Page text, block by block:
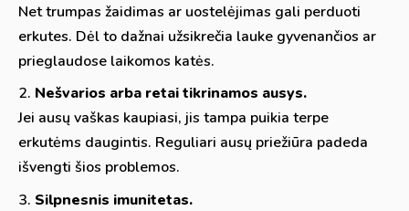
Net trumpas žaidimas ar uostelėjimas gali perduoti
erkutes. Dėl to dažnai užsikrečia lauke gyvenančios ar
prieglaudose laikomos katės.
Nešvarios arba retai tikrinamos ausys.
Jei ausų vaškas kaupiasi, jis tampa puikia terpe
erkutėms daugintis. Reguliari ausų priežiūra padeda
išvengti šios problemos.
Silpnesnis imunitetas.